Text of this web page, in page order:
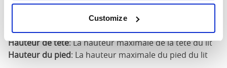
Customize
pour ce lit
: La largeur extérieure du lit
Longueur: La longueur extérieure du lit
Hauteur de tête: La hauteur maximale de la tête du lit
Hauteur du pied: La hauteur maximale du pied du lit